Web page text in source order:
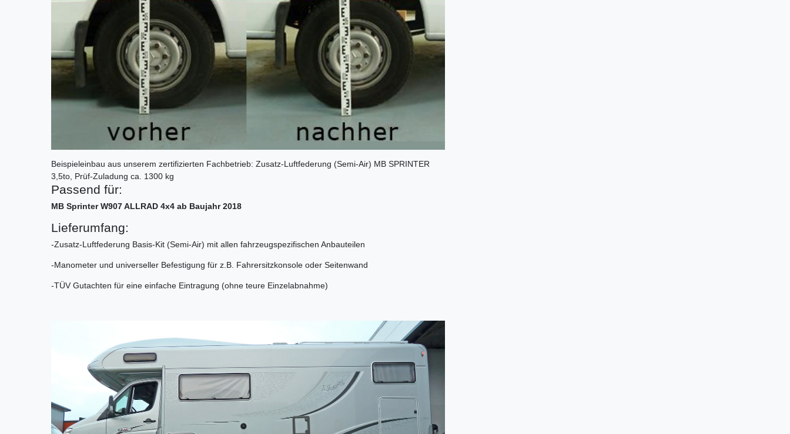
Beispieleinbau aus unserem zertifizierten Fachbetrieb: Zusatz-Luftfederung (Semi-Air) MB SPRINTER
3,5to, Prüf-Zuladung ca. 1300 kg
Passend für:
MB Sprinter W907 ALLRAD 4x4 ab Baujahr 2018
Lieferumfang:
-Zusatz-Luftfederung Basis-Kit (Semi-Air) mit allen fahrzeugspezifischen Anbauteilen
-Manometer und universeller Befestigung für z.B. Fahrersitzkonsole oder Seitenwand
-TÜV Gutachten für eine einfache Eintragung (ohne teure Einzelabnahme)